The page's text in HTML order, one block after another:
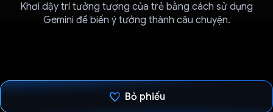
Khơi dậy trí tưởng tượng của trẻ bằng cách sử dụng
Gemini để biến ý tưởng thành câu chuyện.
Bỏ phiếu